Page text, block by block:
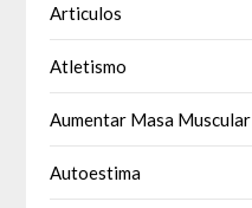
Articulos
Atletismo
Aumentar Masa Muscular
Autoestima